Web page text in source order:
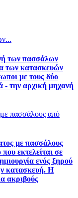
των πασσάλων
των κατασκευών
με τους δύο
- την αρχική μηχανή
πασσάλους από
με πασσάλους
εκτελείται σε
ενός ξηρού
κατασκευή. Η
ακριβούς